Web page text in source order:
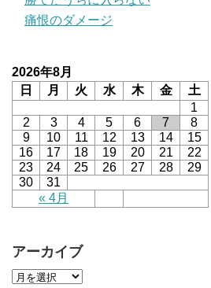
痛恨のダメージ
2026年8月
日
月 火 水 木 金 土
« 4月
1
2
3 4 5 6 7
8
9
10 11 12 13 14
15
16
17 18 19 20 21
22
23
24 25 26 27 28
29
30
31
アーカイブ